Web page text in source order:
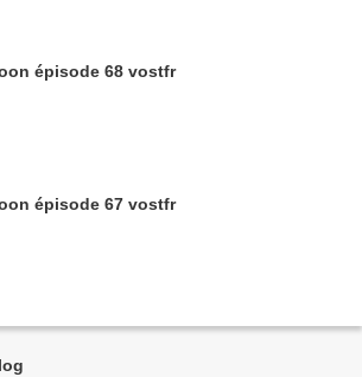
épisode 68 vostfr
épisode 67 vostfr